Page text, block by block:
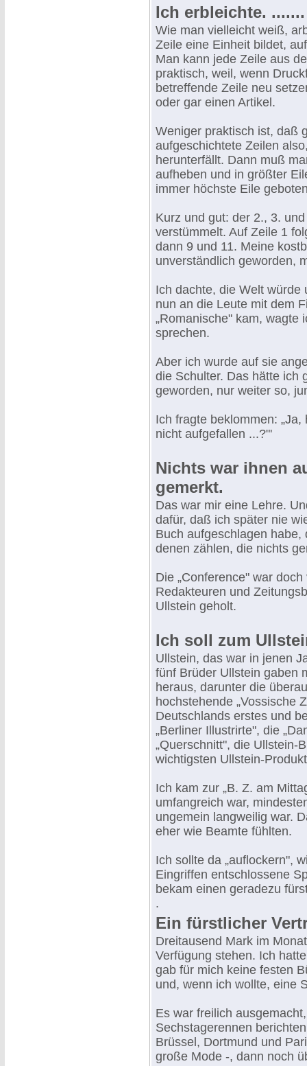
Ich erbleichte.
Wie man vielleicht weiß,
Zeile eine Einheit bildet,
Man kann jede Zeile aus
praktisch, weil, wenn
betreffende Zeile neu
oder gar einen Artikel.
Weniger praktisch ist, daß
aufgeschichtete Zeilen
herunterfällt. Dann muß
aufheben und in größter
immer höchste Eile
Kurz und gut: der 2., 3.
verstümmelt. Auf Zeile 1
dann 9 und 11. Meine
unverständlich geworden,
Ich dachte, die Welt würde
nun an die Leute mit dem
„Romanische" kam, wagte
sprechen.
Aber ich wurde auf sie
die Schulter. Das hätte ich
geworden, nur weiter so,
Ich fragte beklommen:
nicht aufgefallen ...?"'
Nichts war ihnen
gemerkt.
Das war mir eine Lehre.
dafür, daß ich später nie
Buch aufgeschlagen
denen zählen, die nichts
Die „Conference" war
Redakteuren und
Ullstein geholt.
Ich soll zum
Ullstein, das war in jenen
fünf Brüder Ullstein gaben
heraus, darunter die
hochstehende „Vossische
Deutschlands erstes und
„Berliner Illustrirte", die
„Querschnitt", die Ullstein-
wichtigsten Ullstein-
Ich kam zur „B. Z. am
umfangreich war,
ungemein langweilig war.
eher wie Beamte fühlten.
Ich sollte da „auflockern",
Eingriffen entschlossene
bekam einen geradezu
.
Ein fürstlicher
Dreitausend Mark im
Verfügung stehen. Ich
gab für mich keine festen
und, wenn ich wollte, eine
Es war freilich
Sechstagerennen
Brüssel, Dortmund und
große Mode -, dann noch